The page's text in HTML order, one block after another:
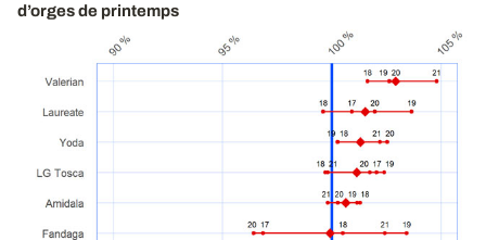
d’orges de printemps